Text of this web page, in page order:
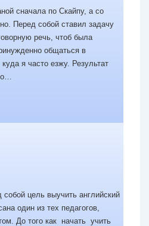
сначала по Скайпу, а со
Перед собой ставил задачу
речь, чтоб была
общаться в
я часто езжу. Результат
цель выучить английский
один из тех педагогов,
До того как начать учить